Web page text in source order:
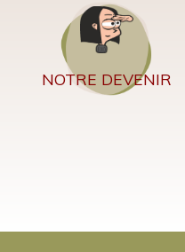
NOTRE DEVENIR